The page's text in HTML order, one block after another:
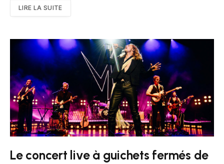
LIRE LA SUITE
Le concert live à guichets fermés de